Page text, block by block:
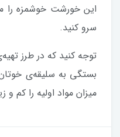
این خورشت خوشمزه را
سرو کنید.
توجه کنید که در طرز
بستگی به سلیقه‌ی
میزان مواد اولیه را کم و